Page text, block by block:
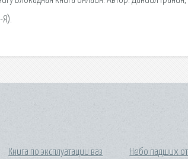
Я).
Книга по эксплуатации ваз Небо падших